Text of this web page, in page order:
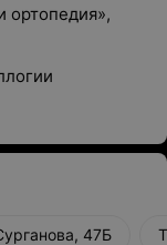
ортопедия»,
47Б